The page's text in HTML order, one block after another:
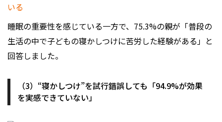
睡眠の重要性を感じている一方で、75.3%の親が「普段の
生活の中で子どもの寝かしつけに苦労した経験がある」と
回答しました。
（3）“寝かしつけ”を試行錯誤しても「94.9%が効果
を実感できていない」